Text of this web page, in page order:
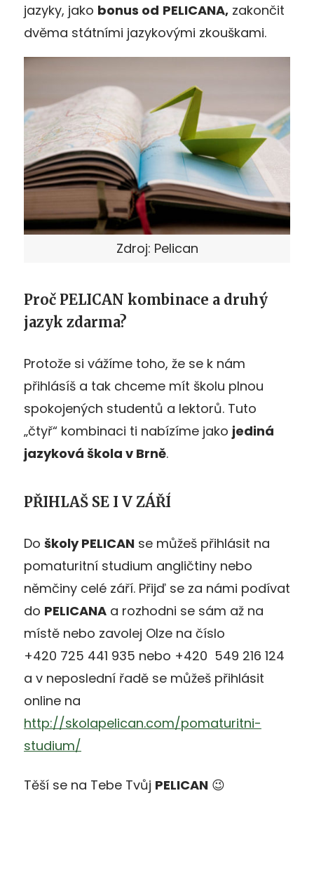
jazyky, jako bonus od PELICANA, zakončit
dvěma státními jazykovými zkouškami.
Zdroj: Pelican
Proč PELICAN kombinace a druhý
jazyk zdarma?
Protože si vážíme toho, že se k nám
přihlásíš a tak chceme mít školu plnou
spokojených studentů a lektorů. Tuto
„čtyř“ kombinaci ti nabízíme jako jediná
jazyková škola v Brně.
PŘIHLAŠ SE I V ZÁŘÍ
Do školy PELICAN se můžeš přihlásit na
pomaturitní studium angličtiny nebo
němčiny celé září. Přijď se za námi podívat
do PELICANA a rozhodni se sám až na
místě nebo zavolej Olze na číslo
+420 725 441 935 nebo +420 549 216 124
a v neposlední řadě se můžeš přihlásit
online na
http://skolapelican.com/pomaturitni-
studium/
Těší se na Tebe Tvůj PELICAN 😉